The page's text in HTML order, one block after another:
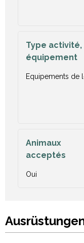
Type activité,
équipement
Equipements de
Animaux
acceptés
Oui